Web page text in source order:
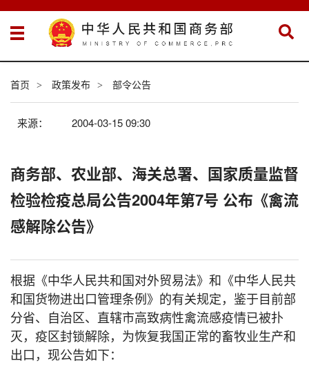
首页 > 政策发布 > 部令公告
来源： 2004-03-15 09:30
商务部、农业部、海关总署、国家质量监督
检验检疫总局公告2004年第7号 公布《禽流
感解除公告》
根据《中华人民共和国对外贸易法》和《中华人民共
和国货物进出口管理条例》的有关规定，鉴于目前部
分省、自治区、直辖市高致病性禽流感疫情已被扑
灭，疫区封锁解除，为恢复我国正常的畜牧业生产和
出口，现公告如下：